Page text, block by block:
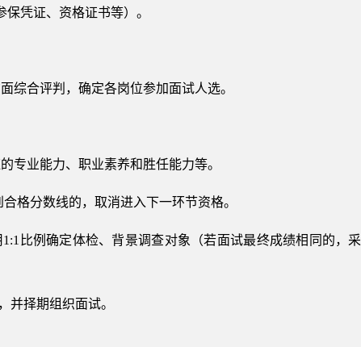
凭证、资格证书等）。
综合评判，确定各岗位参加面试人选。
专业能力、职业素养和胜任能力等。
格分数线的，取消进入下一环节资格。
比例确定体检、背景调查对象（若面试最终成绩相同的，采
并择期组织面试。